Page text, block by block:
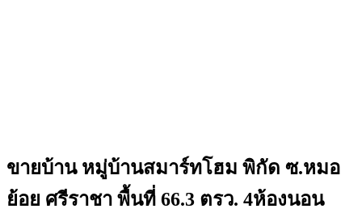
ขายบ้าน หมู่บ้านสมาร์ทโฮม พิกัด ซ.หมอ
ย้อย ศรีราชา พื้นที่ 66.3 ตรว. 4ห้องนอน